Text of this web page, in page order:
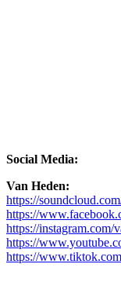
Social Media:
Van Heden:
https://
https://
https://instagram.com/
https://
https://